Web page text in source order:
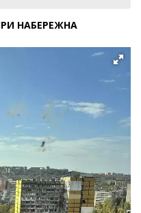
НАБЕРЕЖНА